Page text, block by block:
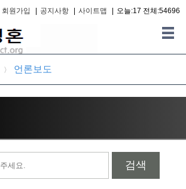
회원가입 공지사항 사이트맵 오늘:17 전체:54696
〉 언론보도
검색